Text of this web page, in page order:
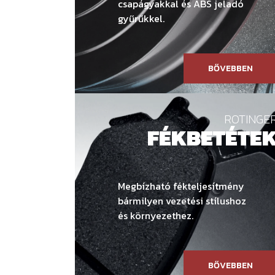
csapágyakkal és ABS jeladó
gyűrűkkel.
BŐVEBBEN
Megbízható fékteljesítmény
bármilyen vezetési stílushoz
és környezethez.
BŐVEBBEN